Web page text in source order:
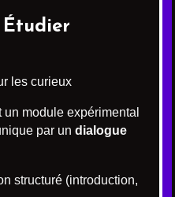
Étudier
les curieux
un module expérimental
par un dialogue
structuré (introduction,